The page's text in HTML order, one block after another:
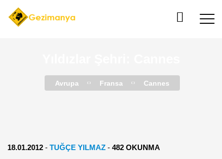
Avrupa Fransa Cannes
18.01.2012 - TUĞÇE YILMAZ - 482 OKUNMA